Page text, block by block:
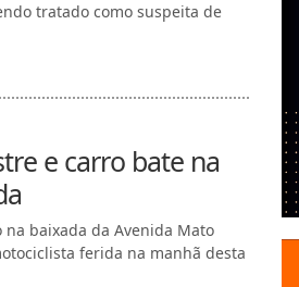
tratado como suspeita de
e carro bate na
baixada da Avenida Mato
ferida na manhã desta